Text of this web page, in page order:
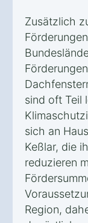
Zusätzlich
sind oft Teil
sich an
Keßlar, die
reduzieren
Region,